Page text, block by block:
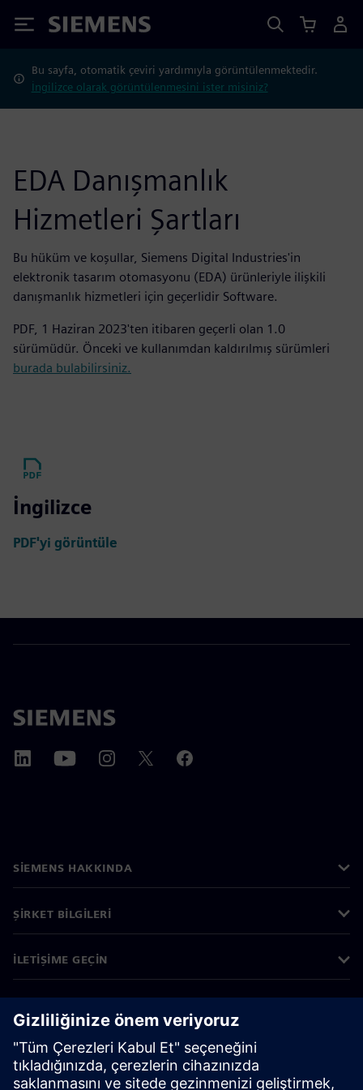
Siemens
Bu sayfa, otomatik çeviri yardımıyla görüntülenmektedir.
İngilizce olarak görüntülenmesini ister misiniz?
EDA Danışmanlık
Hizmetleri Şartları
Bu hüküm ve koşullar, Siemens Digital Industries'in
elektronik tasarım otomasyonu (EDA) ürünleriyle ilişkili
danışmanlık hizmetleri için geçerlidir Software.
PDF, 1 Haziran 2023'ten itibaren geçerli olan 1.0
sürümüdür. Önceki ve kullanımdan kaldırılmış sürümleri
burada bulabilirsiniz.
İngilizce
PDF'yi görüntüle
SIEMENS HAKKINDA
ŞIRKET BILGILERI
İLETIŞIME GEÇIN
©Siemens2026